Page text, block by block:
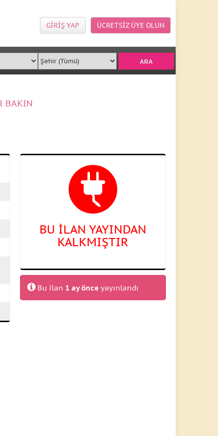
ÜCRETSİZ ÜYE OLUN
GİRİŞ YAP
BAKIN
BU İLAN YAYINDAN
KALKMIŞTIR
Bu ilan 1 ay önce yayınlandı